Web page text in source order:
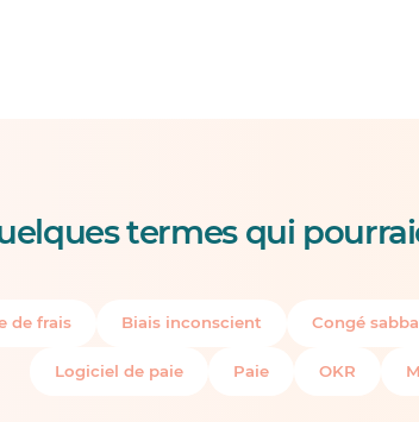
termes qui
de frais Biais inconscient Congé
Logiciel de paie Paie OKR